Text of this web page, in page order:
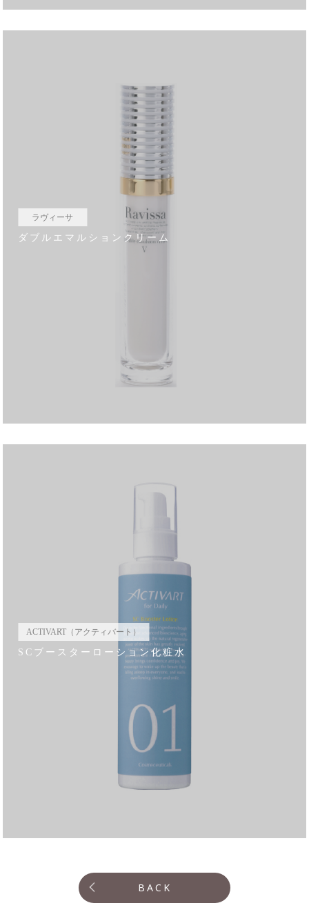
ラヴィーサ
ダブルエマルションクリーム
ACTIVART（アクティバート）
SCブースターローション化粧水
BACK